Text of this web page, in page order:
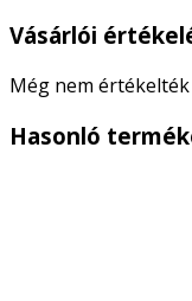
Vásárlói
Még nem
Hasonló